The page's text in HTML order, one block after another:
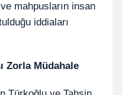
mahpusların insan
iddiaları
Zorla Müdahale